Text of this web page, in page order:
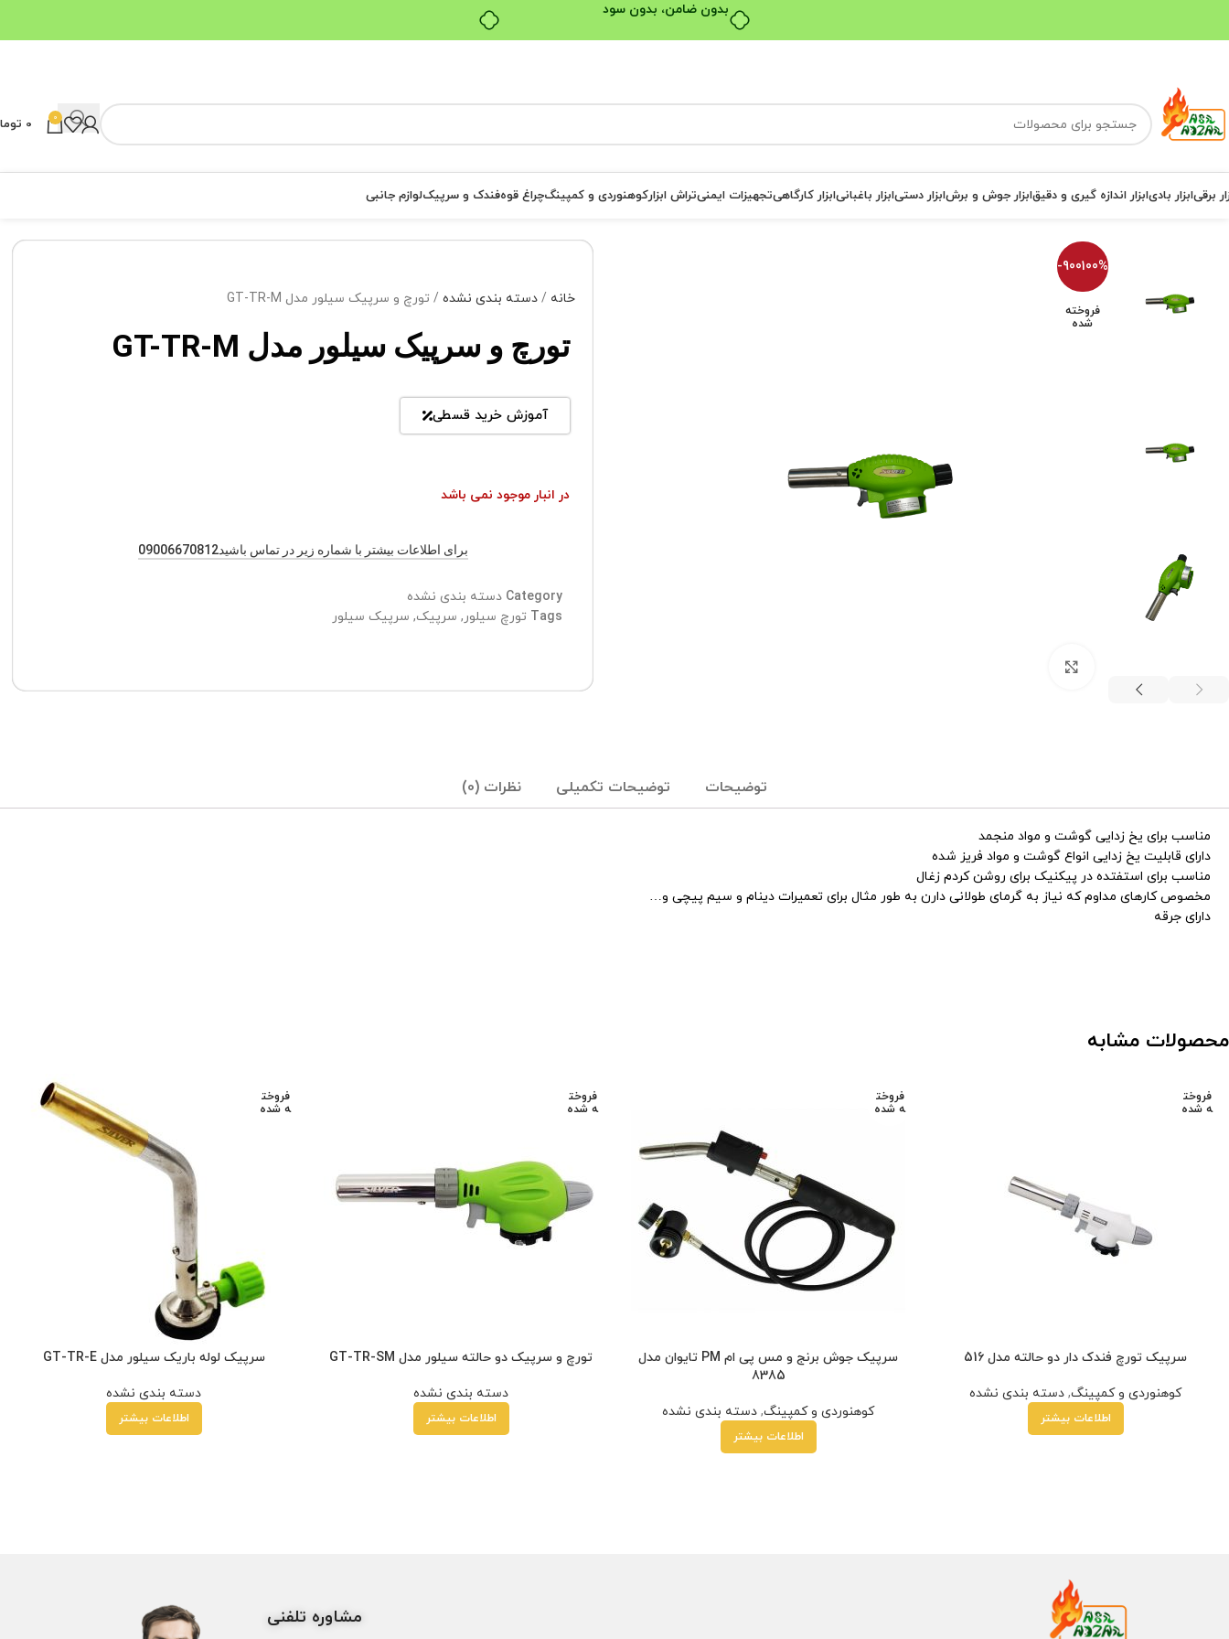
بدون ضامن، بدون سود
0
0
برقیابزار بادیابزار اندازه گیری و دقیقابزار جوش و برشابزار دستیابزار باغبانیابزار کارگاهیتجهیزات ایمنیتراش ابزارکوهنوردی و کمپینگچراغ قوهفندک و سرپیکلوازم جانبی
-900100%
فروخته
شده
خانه دسته بندی نشده تورچ و سرپیک سیلور مدل GT-TR-M
تورچ و سرپیک سیلور مدل GT-TR-M
آموزش خرید قسطی
در انبار موجود نمی باشد
برای اطلاعات بیشتر با شماره زیر در تماس باشید09006670812
Category دسته بندی نشده
Tags تورچ سیلور, سرپیک, سرپیک سیلور
توضیحات توضیحات تکمیلی نظرات (0)
مناسب برای یخ زدایی گوشت و مواد منجمد
دارای قابلیت یخ زدایی انواع گوشت و مواد فریز شده
مناسب برای استفتده در پیکنیک برای روشن کردم زغال
مخصوص کارهای مداوم که نیاز به گرمای طولانی دارن به طور مثال برای تعمیرات دینام و سیم پیچی و…
دارای جرقه
محصولات مشابه
فروخت
ه شده
سرپیک تورچ فندک دار دو حالته مدل 516
کوهنوردی و کمپینگ, دسته بندی نشده
اطلاعات بیشتر
فروخت
ه شده
سرپیک جوش برنج و مس پی ام PM تایوان مدل
8385
کوهنوردی و کمپینگ, دسته بندی نشده
اطلاعات بیشتر
فروخت
ه شده
تورچ و سرپیک دو حالته سیلور مدل GT-TR-SM
دسته بندی نشده
اطلاعات بیشتر
فروخت
ه شده
سرپیک لوله باریک سیلور مدل GT-TR-E
دسته بندی نشده
اطلاعات بیشتر
مشاوره تلفنی